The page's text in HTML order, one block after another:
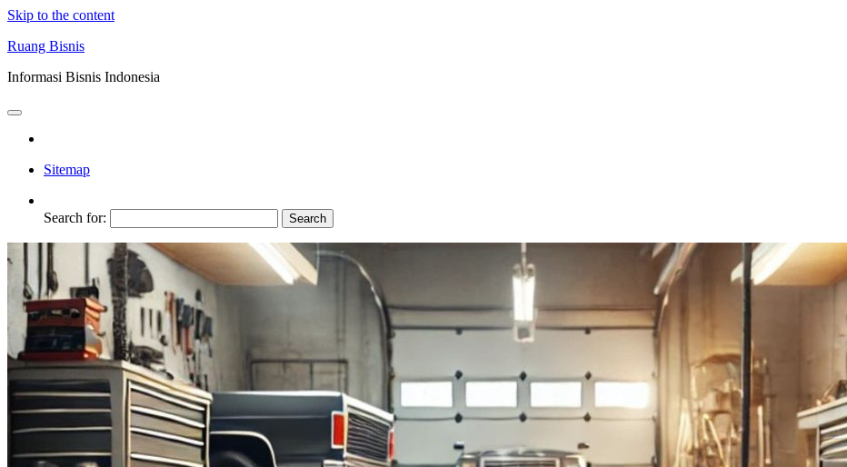
Skip to the content
Ruang Bisnis
Informasi Bisnis Indonesia
Sitemap
Search for: